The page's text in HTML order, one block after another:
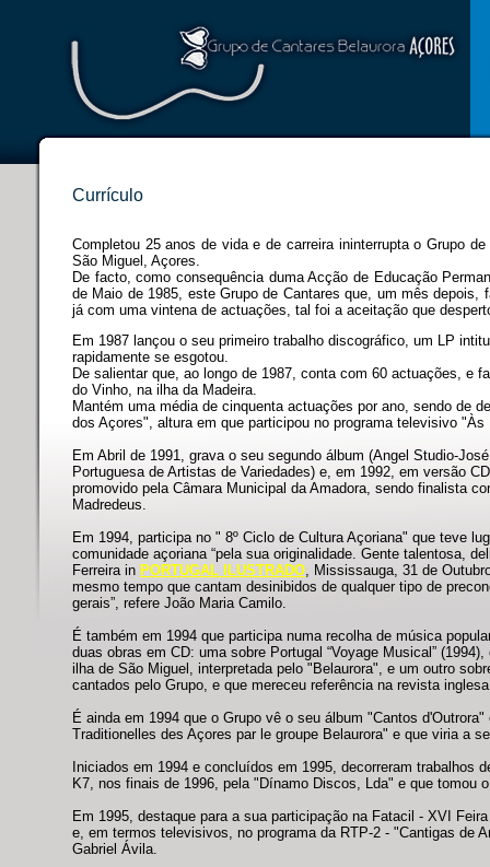
Currículo
Completou 25 anos de vida e de carreira ininterrupta o Grupo
São Miguel, Açores.
De facto, como consequência duma Acção de Educação
de Maio de 1985, este Grupo de Cantares que, um mês
já com uma vintena de actuações, tal foi a aceitação que
Em 1987 lançou o seu primeiro trabalho discográfico, um LP
rapidamente se esgotou.
De salientar que, ao longo de 1987, conta com 60 actuações, e
do Vinho, na ilha da Madeira.
Mantém uma média de cinquenta actuações por ano, sendo de
dos Açores", altura em que participou no programa televisivo
Em Abril de 1991, grava o seu segundo álbum (Angel Studio-
Portuguesa de Artistas de Variedades) e, em 1992, em versão
promovido pela Câmara Municipal da Amadora, sendo finalista
Madredeus.
Em 1994, participa no " 8º Ciclo de Cultura Açoriana" que teve
comunidade açoriana “pela sua originalidade. Gente talentosa,
Ferreira in PORTUGAL ILUSTRADO, Mississauga, 31 de
mesmo tempo que cantam desinibidos de qualquer tipo de
gerais”, refere João Maria Camilo.
É também em 1994 que participa numa recolha de música
duas obras em CD: uma sobre Portugal “Voyage Musical”
ilha de São Miguel, interpretada pelo "Belaurora", e um outro
cantados pelo Grupo, e que mereceu referência na revista
É ainda em 1994 que o Grupo vê o seu álbum "Cantos
Traditionelles des Açores par le groupe Belaurora" e que viria a
Iniciados em 1994 e concluídos em 1995, decorreram trabalhos
K7, nos finais de 1996, pela "Dínamo Discos, Lda" e que tomou
Em 1995, destaque para a sua participação na Fatacil - XVI
e, em termos televisivos, no programa da RTP-2 - "Cantigas de
Gabriel Ávila.